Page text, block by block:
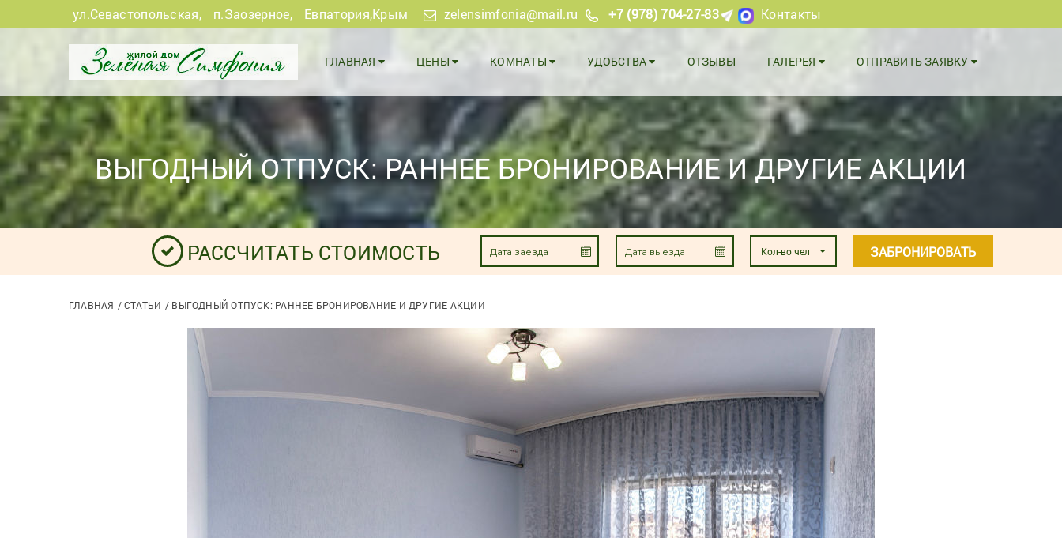
ул.Севастопольская, п.Заозерное, Евпатория,Крым zelensimfonia@mail.ru +7 (978) 704-27-83 Контакты
ГЛАВНАЯ ЦЕНЫ КОМНАТЫ УДОБСТВА ОТЗЫВЫ ГАЛЕРЕЯ ОТПРАВИТЬ ЗАЯВКУ
ВЫГОДНЫЙ ОТПУСК: РАННЕЕ БРОНИРОВАНИЕ И ДРУГИЕ АКЦИИ
РАССЧИТАТЬ СТОИМОСТЬ Кол-во чел ЗАБРОНИРОВАТЬ
ГЛАВНАЯ СТАТЬИ ВЫГОДНЫЙ ОТПУСК: РАННЕЕ БРОНИРОВАНИЕ И ДРУГИЕ АКЦИИ